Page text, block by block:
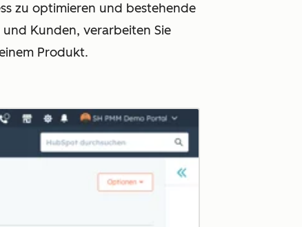
zu optimieren und bestehende
Kunden, verarbeiten Sie
Produkt.